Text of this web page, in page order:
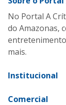
No Portal A
do Amazonas,
mais.
Institucional
Comercial